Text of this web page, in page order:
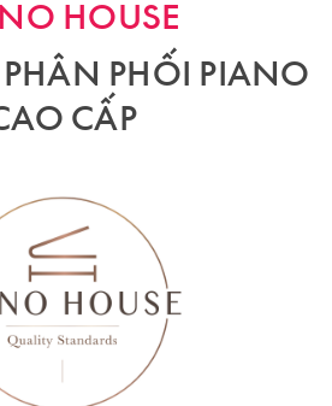
HOUSE
PHỐI PIANO
CẤP